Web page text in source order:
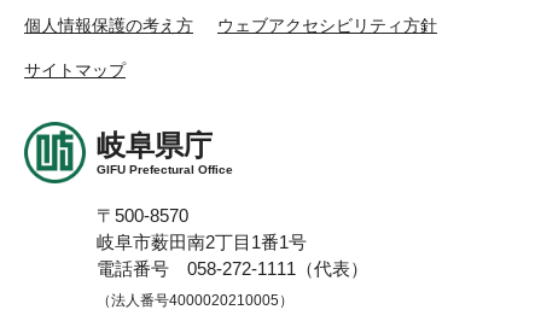
個人情報保護の考え方 ウェブアクセシビリティ方針
サイトマップ
岐阜県庁
GIFU Prefectural Office
〒500-8570
岐阜市薮田南2丁目1番1号
電話番号 058-272-1111（代表）
（法人番号4000020210005）